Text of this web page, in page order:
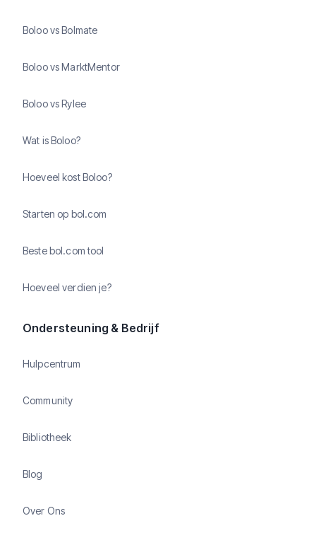
Boloo vs Bolmate
Boloo vs MarktMentor
Boloo vs Rylee
Wat is Boloo?
Hoeveel kost Boloo?
Starten op bol.com
Beste bol.com tool
Hoeveel verdien je?
Ondersteuning & Bedrijf
Hulpcentrum
Community
Bibliotheek
Blog
Over Ons